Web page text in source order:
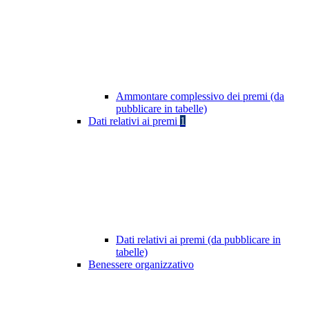
Ammontare complessivo dei premi (da
pubblicare in tabelle)
Dati relativi ai premi 1
Dati relativi ai premi (da pubblicare in
tabelle)
Benessere organizzativo